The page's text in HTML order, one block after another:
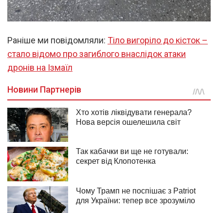
Раніше ми повідомляли: Тіло вигоріло до кісток –
стало відомо про загиблого внаслідок атаки
дронів на Ізмаїл